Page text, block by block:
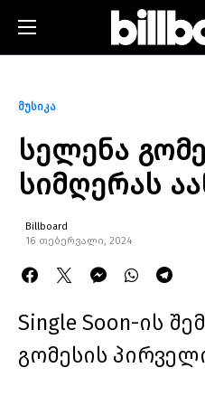
მუსიკა
სელენა
სიმღერას
Billboard
16 თებერვალი, 2024
Single Soon-ის
გომესის